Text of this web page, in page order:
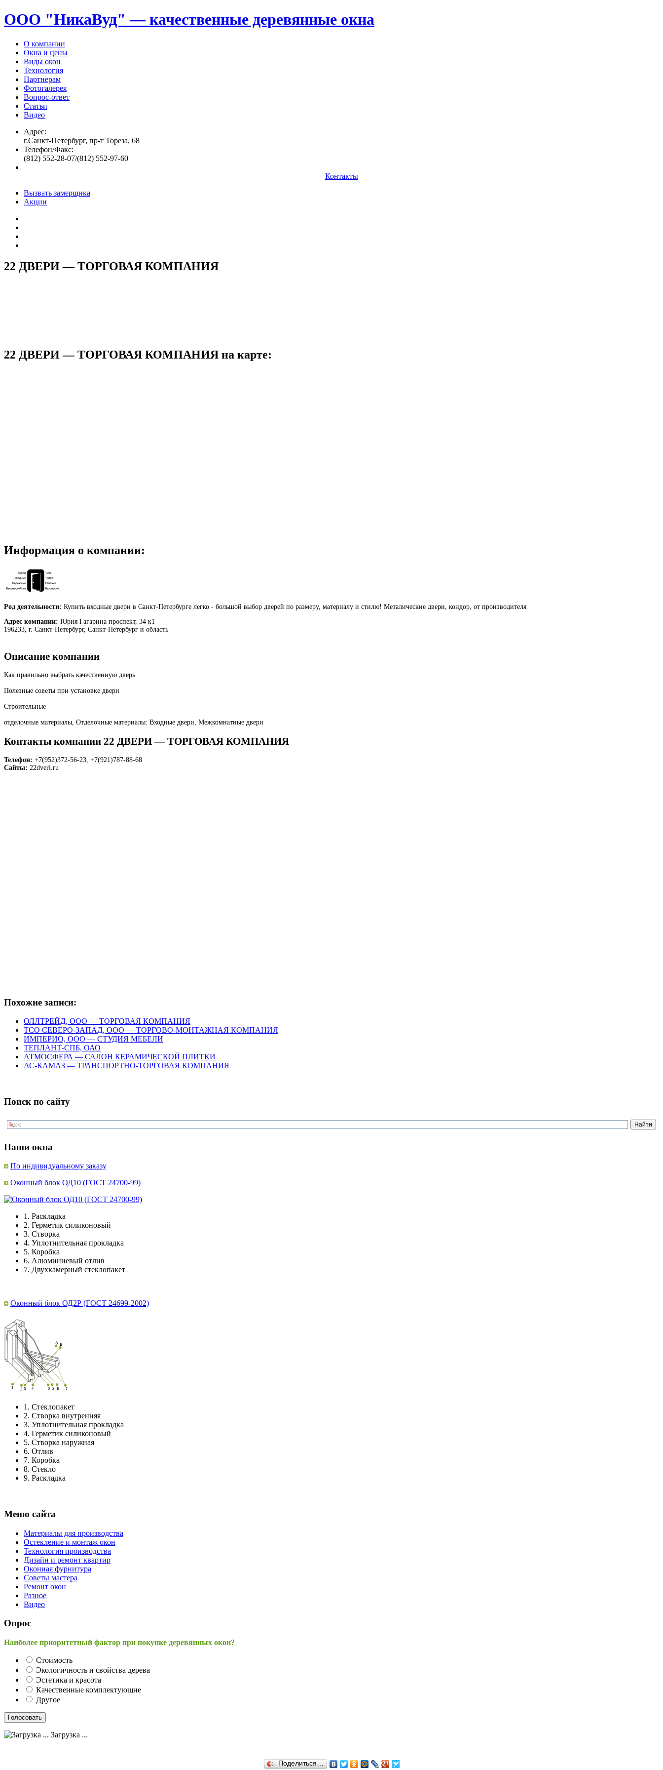
ООО "НикаВуд" — качественные деревянные окна
О компании
Окна и цены
Виды окон
Технология
Партнерам
Фотогалерея
Вопрос-ответ
Статьи
Видео
Адрес:
г.Санкт-Петербург, пр-т Тореза, 68
Телефон/Факс:
(812) 552-28-07/(812) 552-97-60
Контакты
Вызвать замерщика
Акции
22 ДВЕРИ — ТОРГОВАЯ КОМПАНИЯ
22 ДВЕРИ — ТОРГОВАЯ КОМПАНИЯ на карте:
Информация о компании:
Род деятельности: Купить входные двери в Санкт-Петербурге легко - большой выбор дверей по размеру, материалу и стилю! Металические двери, кондор, от производителя
Адрес компании: Юрия Гагарина проспект, 34 к1
196233, г. Санкт-Петербург, Санкт-Петербург и область
Описание компании
Как правильно выбрать качественную дверь
Полезные советы при установке двери
Строительные
отделочные материалы, Отделочные материалы: Входные двери, Межкомнатные двери
Контакты компании 22 ДВЕРИ — ТОРГОВАЯ КОМПАНИЯ
Телефон: +7(952)372-56-23, +7(921)787-88-68
Сайты: 22dveri.ru
Похожие записи:
ОЛЛТРЕЙД, ООО — ТОРГОВАЯ КОМПАНИЯ
ТСО СЕВЕРО-ЗАПАД, ООО — ТОРГОВО-МОНТАЖНАЯ КОМПАНИЯ
ИМПЕРИО, ООО — СТУДИЯ МЕБЕЛИ
ТЕПЛАНТ-СПБ, ОАО
АТМОСФЕРА — САЛОН КЕРАМИЧЕСКОЙ ПЛИТКИ
АС-КАМАЗ — ТРАНСПОРТНО-ТОРГОВАЯ КОМПАНИЯ
Поиск по сайту
Наши окна
По индивидуальному заказу
Оконный блок ОД10 (ГОСТ 24700-99)
1. Раскладка
2. Герметик силиконовый
3. Створка
4. Уплотнительная прокладка
5. Коробка
6. Алюминиевый отлив
7. Двухкамерный стеклопакет
Оконный блок ОД2Р (ГОСТ 24699-2002)
1. Стеклопакет
2. Створка внутренняя
3. Уплотнительная прокладка
4. Герметик силиконовый
5. Створка наружная
6. Отлив
7. Коробка
8. Стекло
9. Раскладка
Меню сайта
Материалы для производства
Остекление и монтаж окон
Технология производства
Дизайн и ремонт квартир
Оконная фурнитура
Советы мастера
Ремонт окон
Разное
Видео
Опрос
Наиболее приоритетный фактор при покупке деревянных окон?
Стоимость
Экологичность и свойства дерева
Эстетика и красота
Качественные комплектующие
Другое
Загрузка ...
Поделиться…